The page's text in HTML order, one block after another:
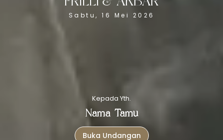
Sabtu, 16 Mei 2026
Kepada Yth.
Nama Tamu
Buka Undangan
Frilli